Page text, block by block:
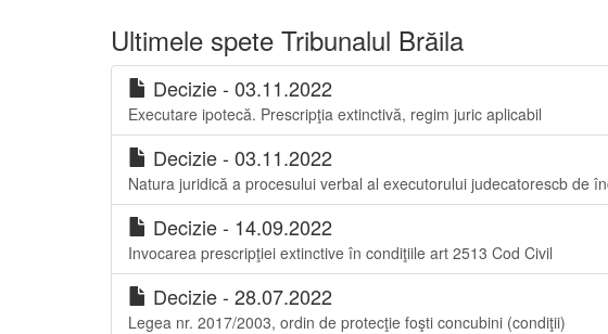
Ultimele spete Tribunalul Brăila
Decizie - 03.11.2022
Executare ipotecă. Prescripţia extinctivă, regim juric aplicabil
Decizie - 03.11.2022
Natura juridică a procesului verbal al executorului judecatorescb de
Decizie - 14.09.2022
Invocarea prescripţiei extinctive în condiţiile art 2513 Cod Civil
Decizie - 28.07.2022
Legea nr. 2017/2003, ordin de protecţie foşti concubini (condiţii)